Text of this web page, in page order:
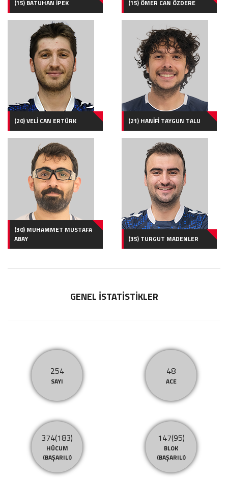
(15) BATUHAN İPEK (15) ÖMER CAN ÖZDERE
(20) VELİ CAN ERTÜRK (21) HANİFİ TAYGUN TALU
(30) MUHAMMET MUSTAFA
ABAY
(35) TURGUT MADENLER
GENEL İSTATİSTİKLER
254
SAYI
48
ACE
374(183)
HÜCUM
(BAŞARILI)
147(95)
BLOK
(BAŞARILI)